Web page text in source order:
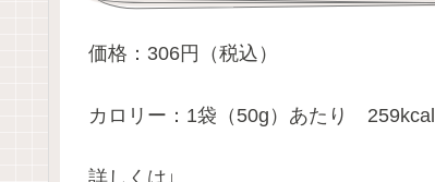
価格：306円（税込）
カロリー：1袋（50g）あたり 259kcal